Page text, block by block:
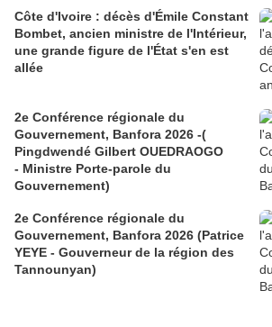
Côte d'Ivoire : décès d'Émile Constant
Bombet, ancien ministre de l'Intérieur,
une grande figure de l'État s'en est
allée
2e Conférence régionale du
Gouvernement, Banfora 2026 -(
Pingdwendé Gilbert OUEDRAOGO
- Ministre Porte-parole du
Gouvernement)
2e Conférence régionale du
Gouvernement, Banfora 2026 (Patrice
YEYE - Gouverneur de la région des
Tannounyan)